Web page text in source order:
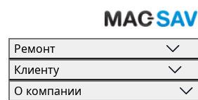
Ремонт
Клиенту
О компании